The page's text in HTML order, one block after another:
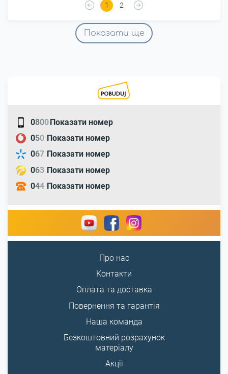
1 2
Показати ще
0800Показати номер
050 Показати номер
067 Показати номер
063 Показати номер
044 Показати номер
Про нас
Контакти
Оплата та доставка
Повернення та гарантія
Наша команда
Безкоштовний розрахунок
матеріалу
Акції